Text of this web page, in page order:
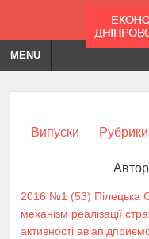
MENU
Випуски Рубрики
2016 №1 (53) Пілецька
механізм реалізації
активності